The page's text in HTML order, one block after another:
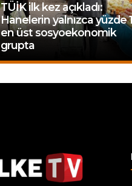
TÜİK ilk kez açıkladı:
Hanelerin yalnızca yüzde
en üst sosyoekonomik
grupta